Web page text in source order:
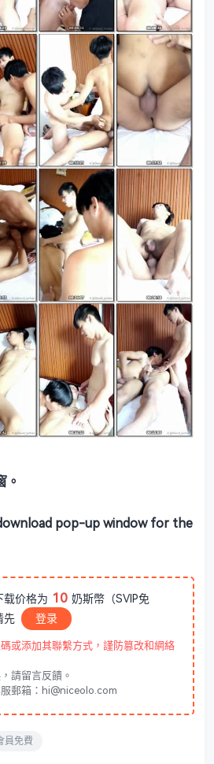
。
pop-up window for the
载价格为 10 奶斯幣（SVIP免
先
登录
或添加其聯繫方式，謹防篡改和網絡
請留言反饋。
郵箱：hi@niceolo.com
員免費